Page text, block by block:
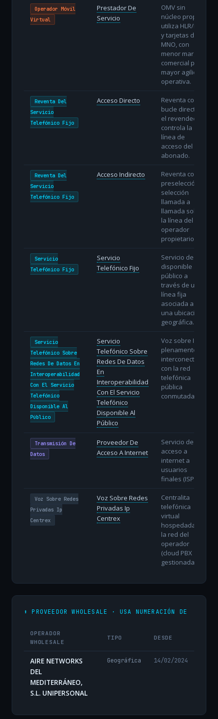
Operador Móvil
Virtual
Prestador De
Servicio
OMV sin
núcleo propio:
utiliza HLR/HSS
y tarjetas del
MNO, con
menor margen
comercial pero
mayor agilidad
operativa.
Reventa Del
Servicio
Telefónico Fijo
Acceso Directo
Reventa con
bucle directo:
el revendedor
controla la
línea de
acceso del
abonado.
Reventa Del
Servicio
Telefónico Fijo
Acceso Indirecto
Reventa con
preselección o
selección
llamada a
llamada sobre
la línea del
operador
propietario.
Servicio
Telefónico Fijo
Servicio
Telefónico Fijo
Servicio de voz
disponible al
público a
través de una
línea fija
asociada a
una ubicación
geográfica.
Servicio
Telefónico Sobre
Redes De Datos En
Interoperabilidad
Con El Servicio
Telefónico
Disponible Al
Público
Servicio
Telefónico Sobre
Redes De Datos
En
Interoperabilidad
Con El Servicio
Telefónico
Disponible Al
Público
Voz sobre IP
plenamente
interconectada
con la red
telefónica
pública
conmutada.
Transmisión De
Datos
Proveedor De
Acceso A Internet
Servicio de
acceso a
internet a
usuarios
finales (ISP).
Voz Sobre Redes
Privadas Ip
Centrex
Voz Sobre Redes
Privadas Ip
Centrex
Centralita
telefónica
virtual
hospedada en
la red del
operador
(cloud PBX
gestionada).
⬆️ PROVEEDOR WHOLESALE · USA NUMERACIÓN DE
OPERADOR
WHOLESALE
TIPO DESDE
AIRE NETWORKS
DEL
MEDITERRÁNEO,
S.L. UNIPERSONAL
Geográfica 14/02/2024